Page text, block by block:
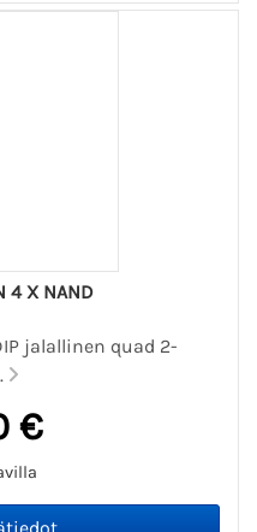
4 X NAND
jalallinen quad 2-
€